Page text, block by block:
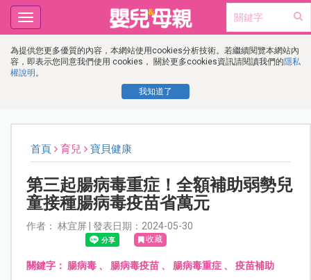
為提供您更多優質的內容，本網站使用cookies分析技術。若繼續閱覽本網站內
容，即表示您同意我們使用 cookies， 關於更多cookies資訊請閱讀我們的隱私
權說明 。
我知道了
Toggle
navigation
首頁 育兒 寶貝健康
第三起腸病毒重症！全額補助弱勢兒
童接種腸病毒疫苗省萬元
作者： 林宜屏 | 發表日期：2024-05-30
收藏
關鍵字： 腸病毒、 腸病毒疫苗、 腸病毒重症、 疫苗補助